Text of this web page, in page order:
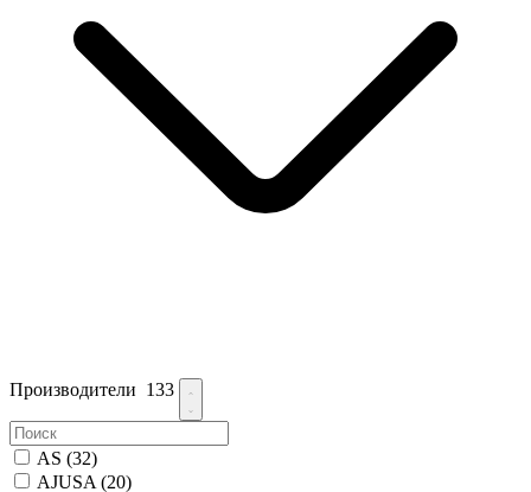
Производители 133
AS (32)
AJUSA (20)